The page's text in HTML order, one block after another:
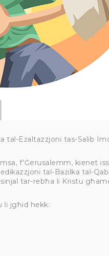
tal-Eżaltazzjoni tas-Salib
f’Ġerusalemm, kienet
tal-Bażilka tal-
tar-rebħa li Kristu
li jgħid hekk: